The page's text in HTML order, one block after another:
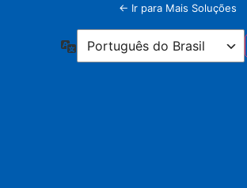
← Ir para Mais Soluções
Idioma